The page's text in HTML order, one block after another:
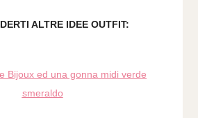
ALTRE IDEE OUTFIT:
Bijoux ed una gonna midi verde
smeraldo